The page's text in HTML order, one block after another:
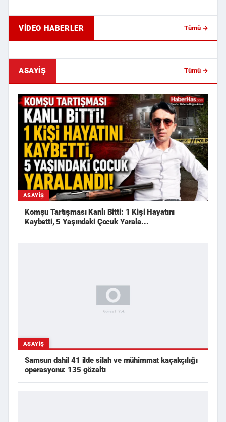
VIDEO HABERLER Tümü →
Samsun'da Trafik Kazası!
Samsun'da İlginç
ASAYIŞ Tümü →
ASAYIŞ
Komşu Tartışması Kanlı Bitti: 1 Kişi Hayatını
Kaybetti, 5 Yaşındaki Çocuk Yarala...
ASAYIŞ
Samsun dahil 41 ilde silah ve mühimmat kaçakçılığı
operasyonu: 135 gözaltı